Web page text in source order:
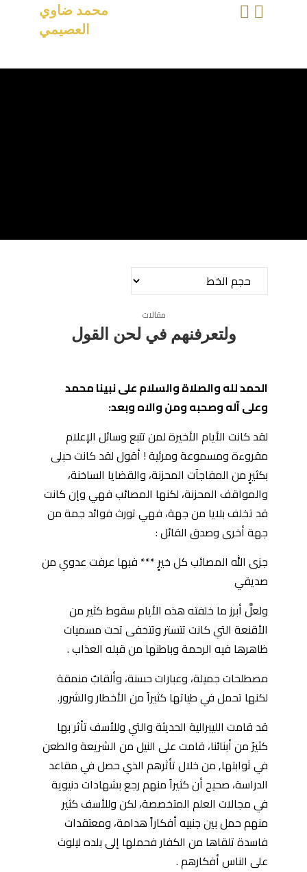
محمد ضاوي
العصيمي
مقالات
ولتعرفنهم في لحن القول
الحمد لله والصلاة والسلام على نبينا محمد
وعلى آله وصحبه ومن والاه وبعد:
لقد كانت الأيام الأخيرة لمن تتبع وسائل الإعلام
مقروءة ومسموعة ومرئية ! أقول لقد كانت حبلى
بكثيرٍ من المفاجآت المحزنة، والقضايا الساخنة،
والمواقف المحزنة، لكنها المصائب فهي وإن كانت
قد تخلف بلايا من جهة، فهي تورث فوائد جمة من
جهة أخرى وصدق القائل :
جزى الله المصائب كل خيرٍ *** فبها عرفت عدوي من
صديقي
ولعلَّ أبرز ما خلفته هذه الأيام سقوط كثير من
الأقنعة التي كانت تتستر وتتخفى تحت مسميات
ظاهرها فيه الرحمة وباطنها من قبله العذاب .
مصطلحات جميلة، وعبارات حسنة، وألقابٌ منمقة
لكنها تحمل في طياتها كثيراً من الأخطار والشرور.
قد قامت الليبرالية الحديثة والتي وللأسف تأثر بها
كثيرٌ من أبنائنا، قامت على النيل من الشريعة والطعن
في ثوابتها, من خلال تأثرهم الذي حصل في مقاعد
الدراسة، صحيح أن كثيراً منهم رجع بشهادات دنيوية
في مجالات العلم المتخصصة، لكن وللأسف كثير
منهم حمل بين جنبيه أفكاراً هدامة، ومعتقدات
فاسدة تلقاها من الكفار فحملها إلى بلده ليلوث
على الناس أفكارهم .